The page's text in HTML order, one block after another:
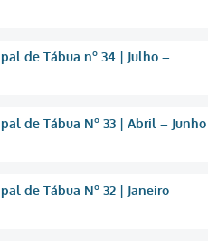
de Tábua nº 34 | Julho –
de Tábua Nº 33 | Abril – Junho
de Tábua Nº 32 | Janeiro –